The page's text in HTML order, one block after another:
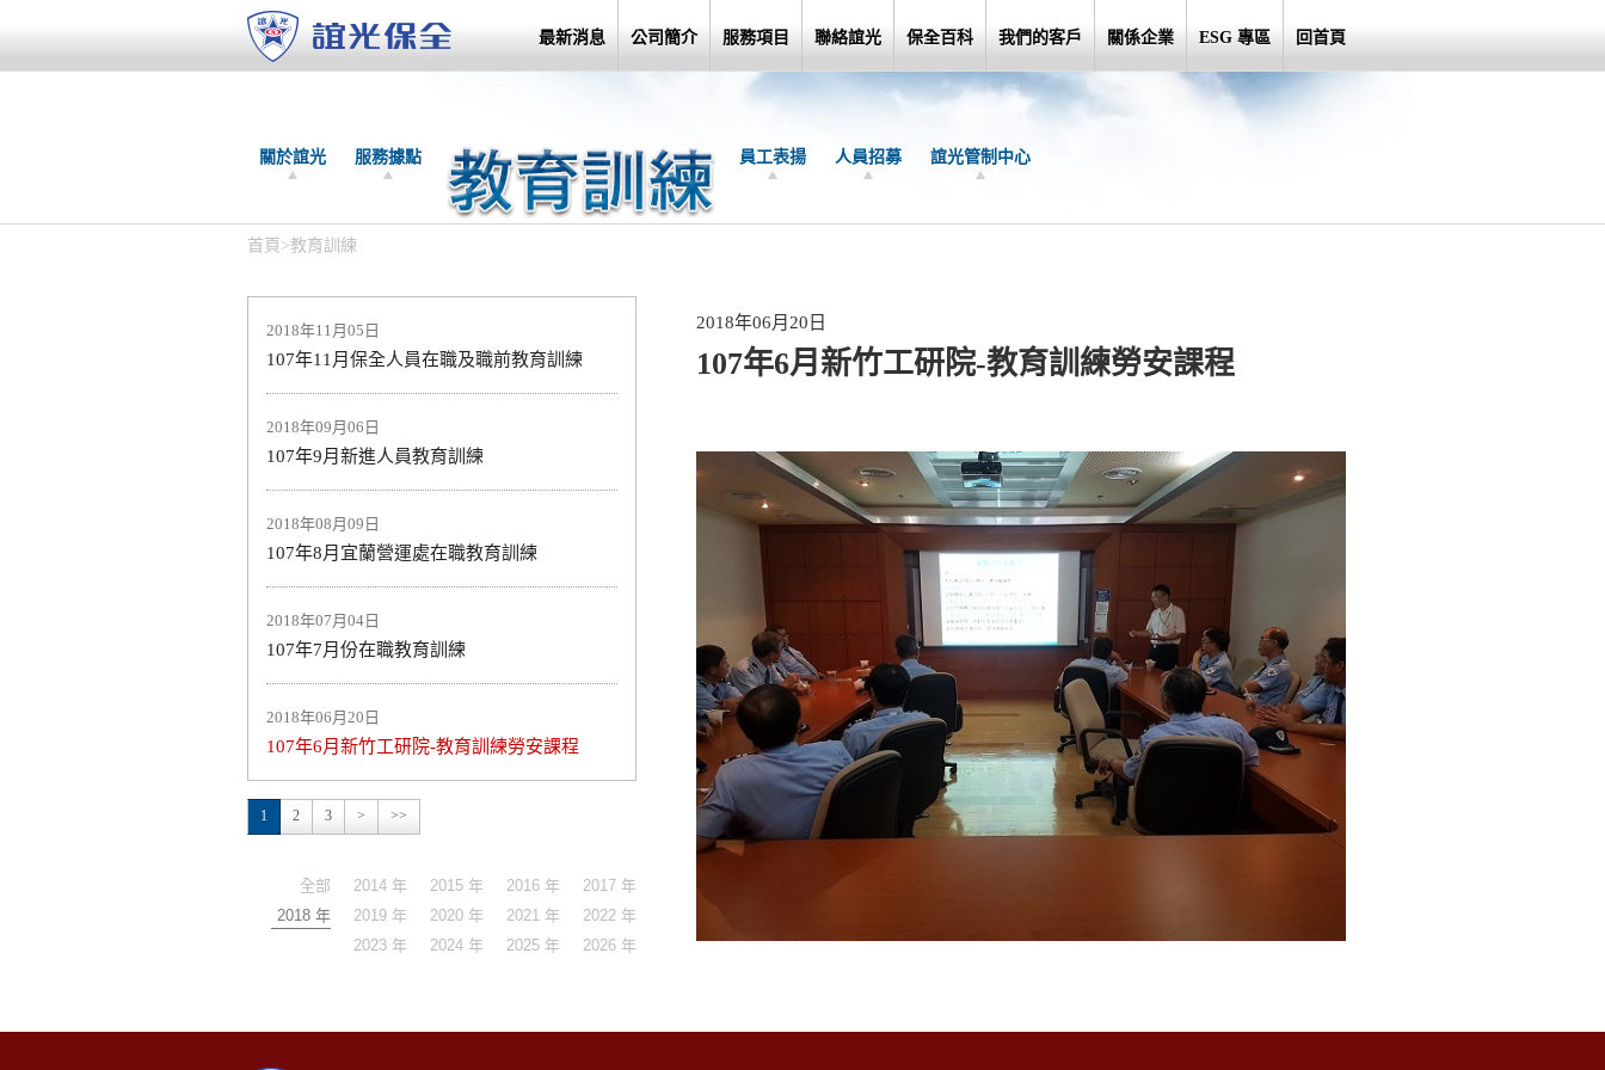
最新消息 公司簡介 服務項目 聯絡誼光 保全百科 我們的客戶 關係企業 ESG 專區 回首頁
關於誼光 服務據點 員工表揚 人員招募 誼光管制中心
首頁 >教育訓練
2018年11月05日
107年11月保全人員在職及職前教育訓練
2018年09月06日
107年9月新進人員教育訓練
2018年08月09日
107年8月宜蘭營運處在職教育訓練
2018年07月04日
107年7月份在職教育訓練
2018年06月20日
107年6月新竹工研院-教育訓練勞安課程
1 2 3 > >>
全部 2014 年 2015 年 2016 年
2017 年
2018 年
2019 年 2020 年 2021 年
2022 年
2023 年
2024 年 2025 年 2026 年
2018年06月20日
107年6月新竹工研院-教育訓練勞安課程